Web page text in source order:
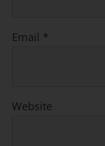
Email *
Website